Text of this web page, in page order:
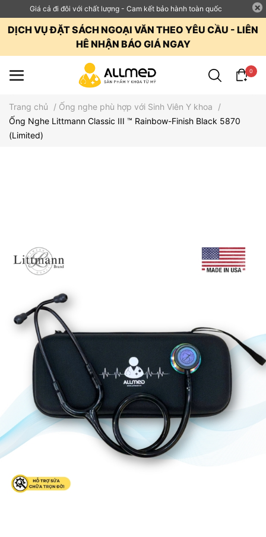
Giá cả đi đôi với chất lượng - Cam kết bảo hành toàn quốc
DỊCH VỤ ĐẶT SÁCH NGOẠI VĂN THEO YÊU CẦU - LIÊN
HÊ NHẬN BÁO GIÁ NGAY
0
Trang chủ / Ống nghe phù hợp với Sinh Viên Y khoa
/
Ống Nghe Littmann Classic III ™ Rainbow-Finish Black 5870
(Limited)